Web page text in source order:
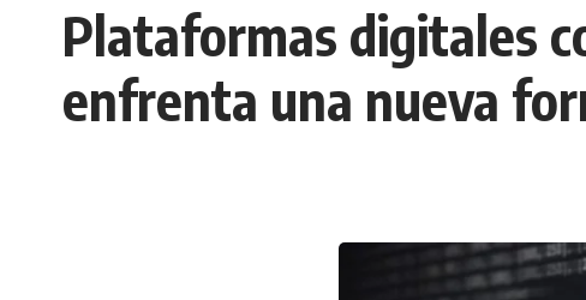
Plataformas digitales
enfrenta una nueva